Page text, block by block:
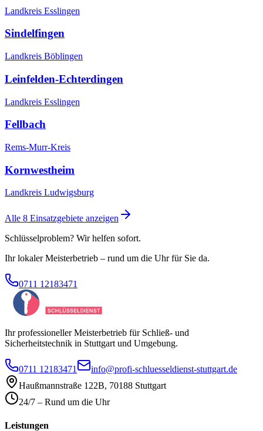
Landkreis Esslingen
Sindelfingen
Landkreis Böblingen
Leinfelden-Echterdingen
Landkreis Esslingen
Fellbach
Rems-Murr-Kreis
Kornwestheim
Landkreis Ludwigsburg
Alle 8 Einsatzgebiete anzeigen
Schlüsselproblem? Wir helfen sofort.
Ihr lokaler Meisterbetrieb – rund um die Uhr für Sie da.
0711 12183471
Ihr professioneller Meisterbetrieb für Schließ- und
Sicherheitstechnik in Stuttgart und Umgebung.
0711 12183471
info@profi-schluesseldienst-stuttgart.de
Haußmannstraße 122B, 70188 Stuttgart
24/7 – Rund um die Uhr
Leistungen